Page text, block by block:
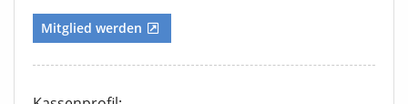
Mitglied werden